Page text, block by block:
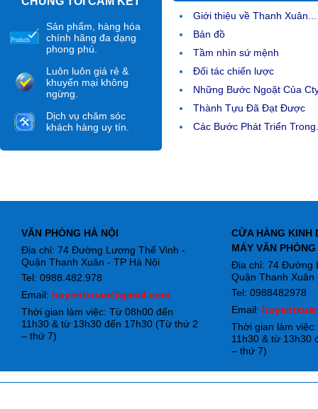
Sản phẩm, hàng hóa
chính hãng đa dạng
phong phú.
Luôn luôn giá rẻ &
khuyến mại không
ngừng.
Dịch vụ chăm sóc
khách hàng uy tín.
Giới thiệu về Thanh Xuân...
Bản đồ
Tầm nhìn sứ mệnh
Đối tác chiến lược
Những Bước Ngoặt Của
Thành Tựu Đã Đạt Được
Các Bước Phát Triển
VĂN PHÒNG HÀ NỘI
Địa chỉ: 74 Đường Lương Thế Vinh -
Quận Thanh Xuân - TP Hà Nội
Tel: 0988.482.978
Email: huyentxuan@gmail.com
Thời gian làm việc: Từ 08h00 đến
11h30 & từ 13h30 đến 17h30 (Từ thứ 2
– thứ 7)
CỬA HÀNG KINH
MÁY VĂN PHÒNG
Địa chỉ: 74 Đường
Quận Thanh Xuân
Tel: 0988482978
Email:
Thời gian làm
11h30 & từ 13h30
– thứ 7)